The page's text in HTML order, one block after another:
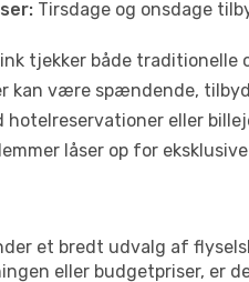
Tirsdage og onsdage
tjekker både traditionelle
kan være spændende,
hotelreservationer eller
låser op for
et bredt udvalg af
eller budgetpriser, er